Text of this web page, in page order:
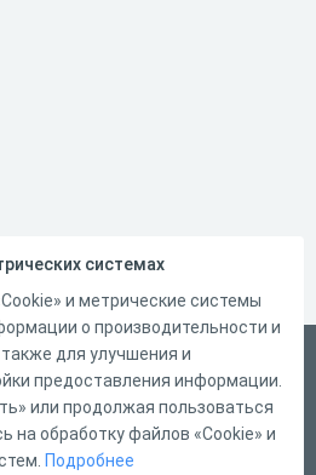
системах
и метрические системы
о производительности и
для улучшения и
предоставления информации.
или продолжая пользоваться
на обработку файлов «Cookie» и
Подробнее